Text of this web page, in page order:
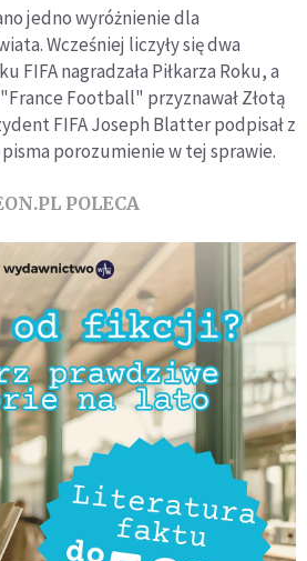
jedno wyróżnienie dla
Wcześniej liczyły się dwa
FIFA nagradzała Piłkarza Roku, a
Football" przyznawał Złotą
FIFA Joseph Blatter podpisał z
porozumienie w tej sprawie.
POLECA